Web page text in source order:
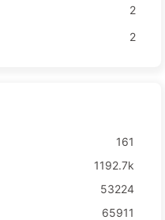
2
2
161
1192.7k
53224
65911